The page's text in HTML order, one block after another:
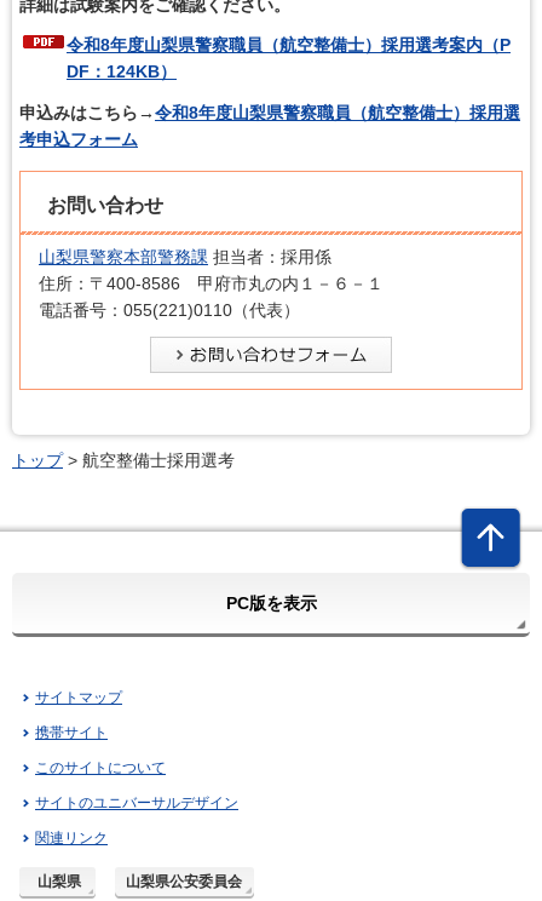
詳細は試験案内をご確認ください。
令和8年度山梨県警察職員（航空整備士）採用選考案内（P
DF：124KB）
申込みはこちら→令和8年度山梨県警察職員（航空整備士）採用選
考申込フォーム
お問い合わせ
山梨県警察本部警務課 担当者：採用係
住所：〒400-8586 甲府市丸の内１－６－１
電話番号：055(221)0110（代表）
トップ> 航空整備士採用選考
PC版を表示
サイトマップ
携帯サイト
このサイトについて
サイトのユニバーサルデザイン
関連リンク
山梨県 山梨県公安委員会